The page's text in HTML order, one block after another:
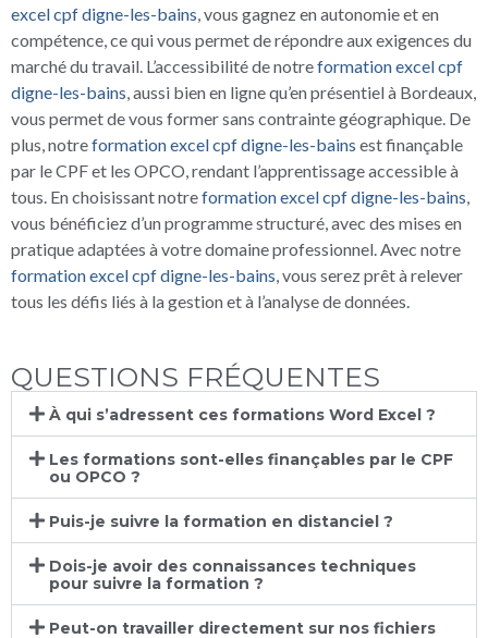
excel cpf digne-les-bains, vous gagnez en autonomie et en
compétence, ce qui vous permet de répondre aux exigences du
marché du travail. L’accessibilité de notreformation excel cpf
digne-les-bains, aussi bien en ligne qu’en présentiel à Bordeaux,
vous permet de vous former sans contrainte géographique. De
plus, notreformation excel cpf digne-les-bains est finançable
par le CPF et les OPCO, rendant l’apprentissage accessible à
tous. En choisissant notreformation excel cpf digne-les-bains,
vous bénéficiez d’un programme structuré, avec des mises en
pratique adaptées à votre domaine professionnel. Avec notre
formation excel cpf digne-les-bains, vous serez prêt à relever
tous les défis liés à la gestion et à l’analyse de données.
QUESTIONS FRÉQUENTES
À qui s’adressent ces formations Word Excel ?
Les formations sont-elles finançables par le CPF
ou OPCO ?
Puis-je suivre la formation en distanciel ?
Dois-je avoir des connaissances techniques
pour suivre la formation ?
Peut-on travailler directement sur nos fichiers